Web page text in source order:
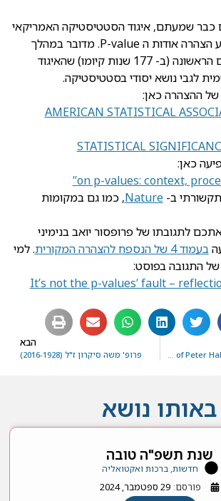
כבר שמעתם, איגוד הסטטיסטיקה האמריקאי
(ASA) פירסם השבוע הצהרה אודות ה P-value. מדובר במהלך
דרמטי היות וזו הפעם הראשונה (ב- 177 שנות קיומו) שהאיגוד
לגבי נושא יסודי בסטטיסטיקה.
של ההצהרה כאן:
AMERICAN STATISTICAL
STATISTICAL
כאן:
ב- Nature, כמו גם במקומות
לתגובתו של פרופסור יואב בנימיני
בעמוד 4 של הנספח להצהרה המקורית
. למי
של התגובה בפוסט:
It’s not the p-values’ fault –
In memoriam of Peter Hall and Manny Parzen
הבא
‏‏פרופ' משה סיקרון ז"ל (2016-1928)
באותו נושא
שנת תשפ"ה טובה
חדשות, ברכות ואקטואליה
פורסם: 29 ספטמבר, 2024